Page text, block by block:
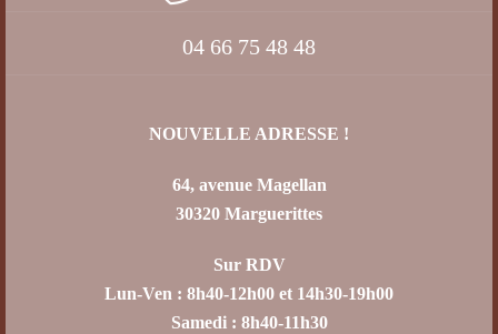
04 66 75 48 48
NOUVELLE ADRESSE !
64, avenue Magellan
30320 Marguerittes
Sur RDV
Lun-Ven : 8h40-12h00 et 14h30-19h00
Samedi : 8h40-11h30